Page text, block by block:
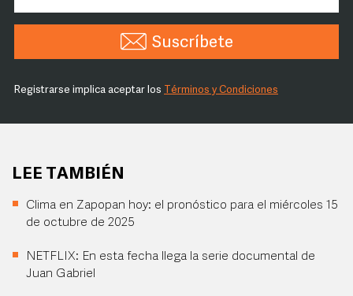
Suscríbete
Registrarse implica aceptar los Términos y Condiciones
LEE TAMBIÉN
Clima en Zapopan hoy: el pronóstico para el miércoles 15
de octubre de 2025
NETFLIX: En esta fecha llega la serie documental de
Juan Gabriel